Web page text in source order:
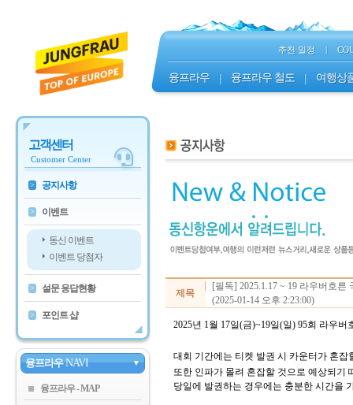
추천 일정 |
융프라우 융프라우 철도 여행상
고객센터
Customer Center
> 공지사항
> 이벤트
동신 이벤트
이벤트 당첨자
> 설문 응답현황
> 포인트 샵
융프라우 NAVI ▼
융프라우
제목
[필독] 2025.1.17 ~ 19 라우버호
(2025-01-14 오후 2:23:00)
2025년 1월 17일(금)~19일(일) 95회 라우
대회 기간에는 티켓 발권 시 카운터가 혼
또한 인파가 몰려 혼잡할 것으로 예상되기
당일에 발권하는 경우에는 충분한 시간을